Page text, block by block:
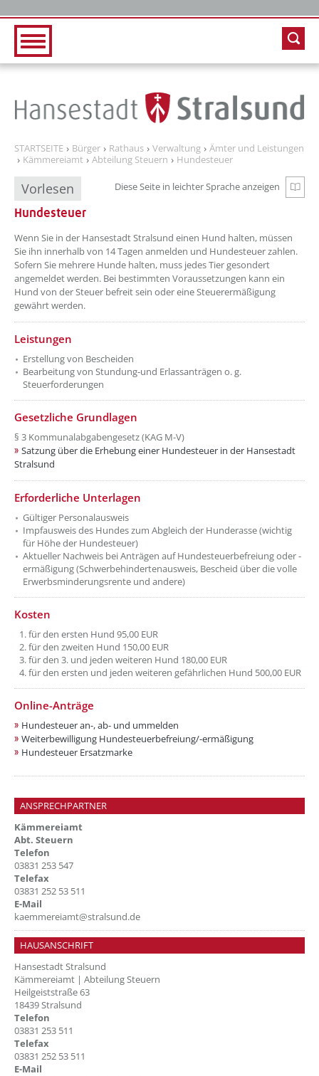
STARTSEITE Bürger Rathaus Verwaltung
Ämter und Leistungen
Kämmereiamt
Abteilung Steuern Hundesteuer
Vorlesen Diese Seite in leichter Sprache anzeigen
Zur
Hundesteuer
Wenn Sie in der Hansestadt Stralsund einen Hund halten, müssen
Sie ihn innerhalb von 14 Tagen anmelden und Hundesteuer zahlen.
Sofern Sie mehrere Hunde halten, muss jedes Tier gesondert
angemeldet werden. Bei bestimmten Voraussetzungen kann ein
Hund von der Steuer befreit sein oder eine Steuerermäßigung
gewährt werden.
Leistungen
Erstellung von Bescheiden
Bearbeitung von Stundung-und Erlassanträgen o. g.
Steuerforderungen
Gesetzliche Grundlagen
§ 3 Kommunalabgabengesetz (KAG M-V)
Satzung über die Erhebung einer Hundesteuer in der Hansestadt
Stralsund
Erforderliche Unterlagen
Gültiger Personalausweis
Impfausweis des Hundes zum Abgleich der Hunderasse (wichtig
für Höhe der Hundesteuer)
Aktueller Nachweis bei Anträgen auf Hundesteuerbefreiung oder -
ermäßigung (Schwerbehindertenausweis, Bescheid über die volle
Erwerbsminderungsrente und andere)
Kosten
für den ersten Hund 95,00 EUR
für den zweiten Hund 150,00 EUR
für den 3. und jeden weiteren Hund 180,00 EUR
für den ersten und jeden weiteren gefährlichen Hund 500,00 EUR
Online-Anträge
Hundesteuer an-, ab- und ummelden
Weiterbewilligung Hundesteuerbefreiung/-ermäßigung
Hundesteuer Ersatzmarke
ANSPRECHPARTNER
Kämmereiamt
Abt. Steuern
Telefon
03831 253 547
Telefax
03831 252 53 511
E-Mail
kaemmereiamt@stralsund.de
HAUSANSCHRIFT
Hansestadt Stralsund
Kämmereiamt | Abteilung Steuern
Heilgeiststraße 63
18439 Stralsund
Telefon
03831 253 511
Telefax
03831 252 53 511
E-Mail